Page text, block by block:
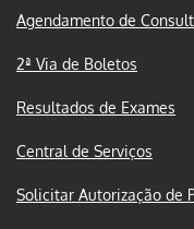
Agendamento de
2ª Via de Boletos
Resultados de Exames
Central de Serviços
Solicitar Autorização de